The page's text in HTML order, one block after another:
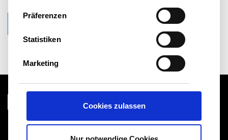
g
Präferenzen
Statistiken
Marketing
Cookies zulassen
Globale Website
Rechtlicher Hinweis